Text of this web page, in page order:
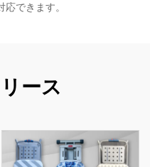
できます。
ース